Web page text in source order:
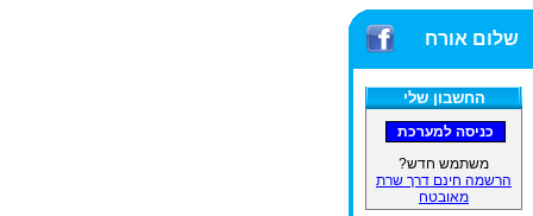
שלום אורח
החשבון שלי
משתמש חדש?
הרשמה חינם דרך שרת
מאובטח